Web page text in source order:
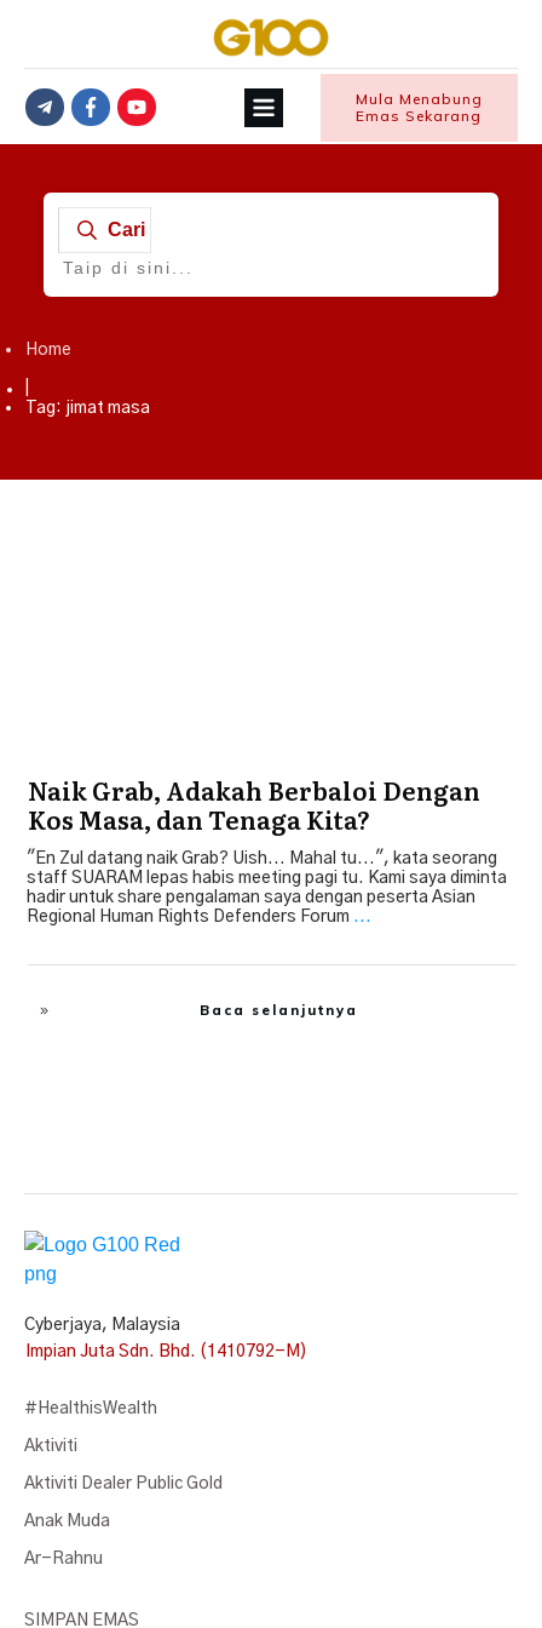
Mula Menabung
Emas Sekarang
Cari
Home
Tag: jimat masa
Naik Grab, Adakah Berbaloi Dengan
Kos Masa, dan Tenaga Kita?
"En Zul datang naik Grab? Uish... Mahal tu...", kata seorang
staff SUARAM lepas habis meeting pagi tu. Kami saya diminta
hadir untuk share pengalaman saya dengan peserta Asian
Regional Human Rights Defenders Forum ...
Baca selanjutnya
Cyberjaya, Malaysia
Impian Juta Sdn. Bhd. (1410792-M)
#HealthisWealth
Aktiviti
Aktiviti Dealer Public Gold
Anak Muda
Ar-Rahnu
SIMPAN EMAS